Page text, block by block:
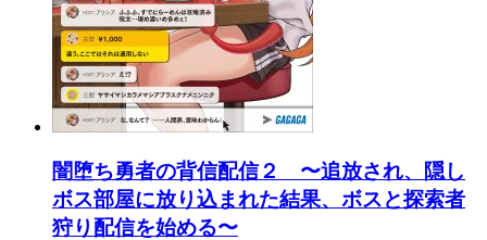
闇堕ち勇者の背信配信２ 〜追放され、隠し
ボス部屋に放り込まれた結果、ボスと探索者
狩り配信を始める〜